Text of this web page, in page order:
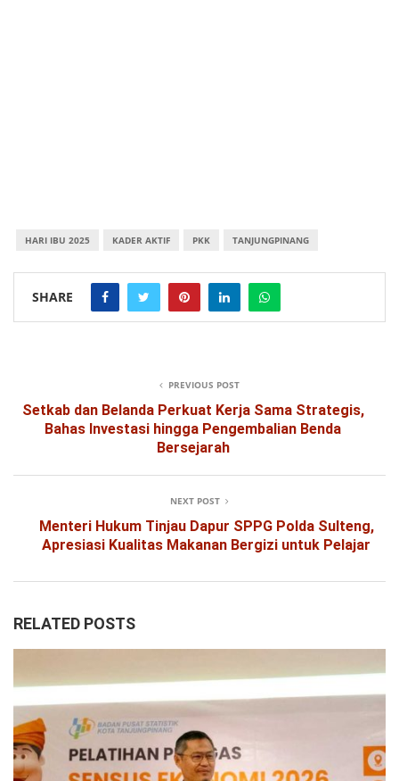
HARI IBU 2025 KADER AKTIF PKK TANJUNGPINANG
SHARE
PREVIOUS POST
Setkab dan Belanda Perkuat Kerja Sama Strategis,
Bahas Investasi hingga Pengembalian Benda
Bersejarah
NEXT POST
Menteri Hukum Tinjau Dapur SPPG Polda Sulteng,
Apresiasi Kualitas Makanan Bergizi untuk Pelajar
RELATED POSTS